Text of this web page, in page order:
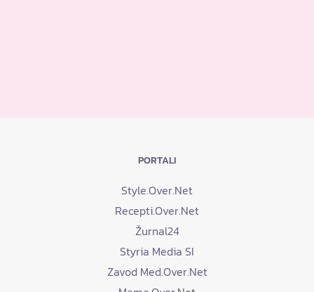
PORTALI
Style.Over.Net
Recepti.Over.Net
Žurnal24
Styria Media SI
Zavod Med.Over.Net